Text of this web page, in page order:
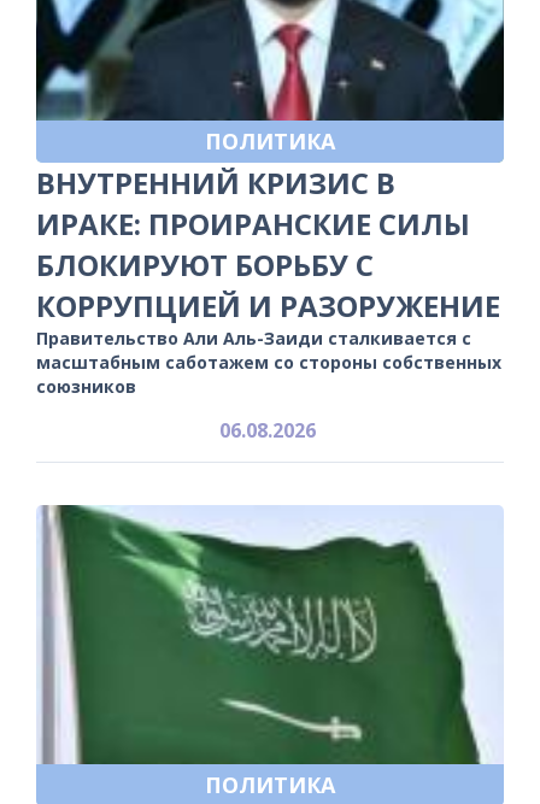
ПОЛИТИКА
ВНУТРЕННИЙ КРИЗИС В
ИРАКЕ: ПРОИРАНСКИЕ СИЛЫ
БЛОКИРУЮТ БОРЬБУ С
КОРРУПЦИЕЙ И РАЗОРУЖЕНИЕ
Правительство Али Аль-Заиди сталкивается с
масштабным саботажем со стороны собственных
союзников
06.08.2026
ПОЛИТИКА